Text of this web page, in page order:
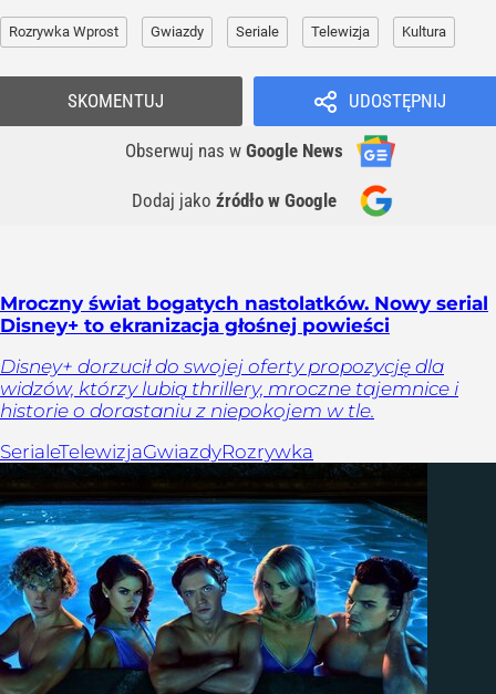
Rozrywka Wprost Gwiazdy Seriale Telewizja Kultura
UDOSTĘPNIJ
Obserwuj nas w Google News
Dodaj jako źródło w Google
SKOMENTUJ
Mroczny świat bogatych nastolatków. Nowy serial
Disney+ to ekranizacja głośnej powieści
Disney+ dorzucił do swojej oferty propozycję dla
widzów, którzy lubią thrillery, mroczne tajemnice i
historie o dorastaniu z niepokojem w tle.
SerialeTelewizjaGwiazdyRozrywka